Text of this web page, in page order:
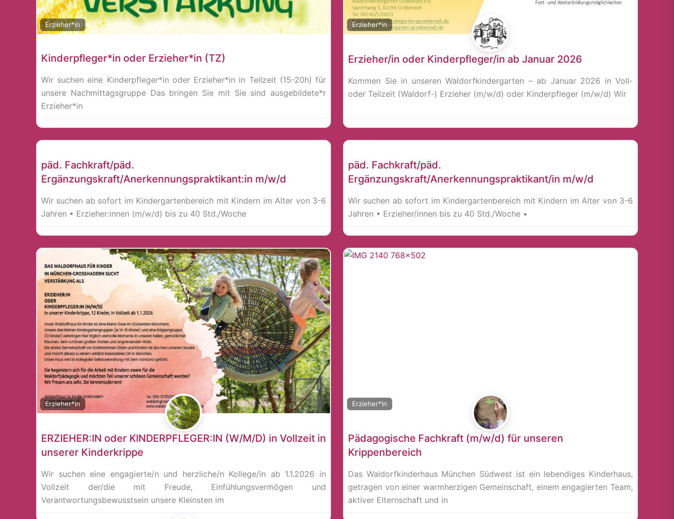
Erzieher*in
Kinderpfleger*in oder Erzieher*in (TZ)
Wir suchen eine Kinderpfleger*in oder Erzieher*in in Teilzeit (15-20h) für
unsere Nachmittagsgruppe Das bringen Sie mit Sie sind ausgebildete*r
Erzieher*in
Erzieher*in
Erzieher/in oder Kinderpfleger/in ab Januar 2026
Kommen Sie in unseren Waldorfkindergarten – ab Januar 2026 in Voll-
oder Teilzeit (Waldorf-) Erzieher (m/w/d) oder Kinderpfleger (m/w/d) Wir
päd. Fachkraft/päd.
Ergänzungskraft/Anerkennungspraktikant:in m/w/d
Wir suchen ab sofort im Kindergartenbereich mit Kindern im Alter von 3-6
Jahren • Erzieher:innen (m/w/d) bis zu 40 Std./Woche
päd. Fachkraft/päd.
Ergänzungskraft/Anerkennungspraktikant/in m/w/d
Wir suchen ab sofort im Kindergartenbereich mit Kindern im Alter von 3-6
Jahren • Erzieher/innen bis zu 40 Std./Woche •
Erzieher*in
ERZIEHER:IN oder KINDERPFLEGER:IN (W/M/D) in Vollzeit in
unserer Kinderkrippe
Wir suchen eine engagierte/n und herzliche/n Kollege/in ab 1.1.2026 in
Vollzeit der/die mit Freude, Einfühlungsvermögen und
Verantwortungsbewusstsein unsere Kleinsten im
Erzieher*in
Pädagogische Fachkraft (m/w/d) für unseren
Krippenbereich
Das Waldorfkinderhaus München Südwest ist ein lebendiges Kinderhaus,
getragen von einer warmherzigen Gemeinschaft, einem engagierten Team,
aktiver Elternschaft und in